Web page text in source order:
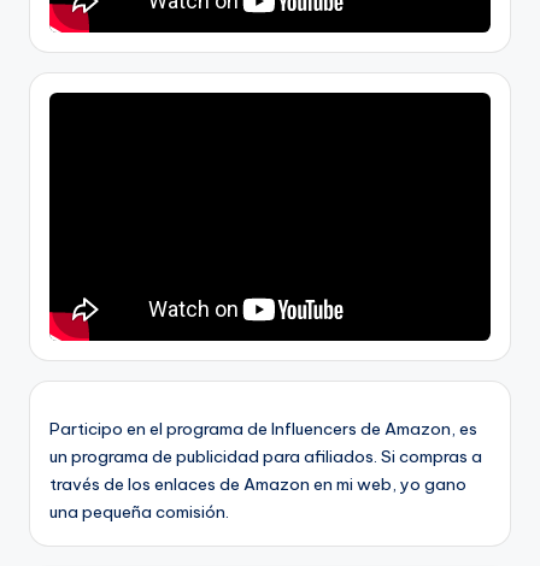
Participo en el programa de Influencers de Amazon, es
un programa de publicidad para afiliados. Si compras a
través de los enlaces de Amazon en mi web, yo gano
una pequeña comisión.